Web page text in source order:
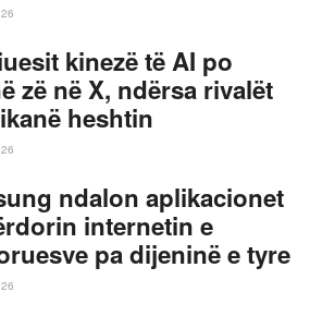
kinezë të AI po
zë në X, ndërsa rivalët
heshtin
ndalon aplikacionet
internetin e
pa dijeninë e tyre